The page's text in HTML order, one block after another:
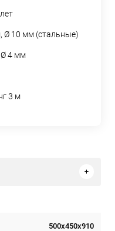
Ø 10 мм (стальные)
Ø 4 мм
3 м
500х450х910